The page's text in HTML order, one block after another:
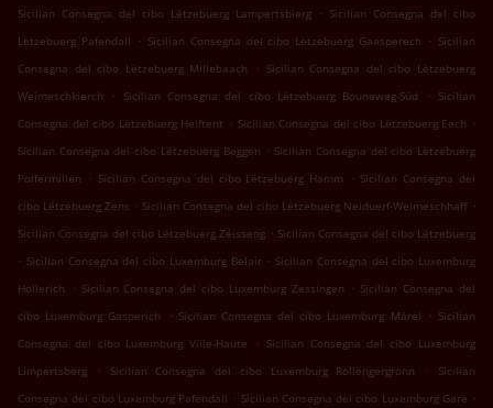
Sicilian Consegna del cibo Lëtzebuerg Lampertsbierg
. Sicilian Consegna del cibo
Lëtzebuerg Pafendall
. Sicilian Consegna del cibo Lëtzebuerg Gaasperech . Sicilian
Consegna del cibo Lëtzebuerg Millebaach
. Sicilian Consegna del cibo Lëtzebuerg
Weimeschkierch
. Sicilian Consegna del cibo Lëtzebuerg Bouneweg-Süd . Sicilian
Consegna del cibo Lëtzebuerg Helftent . Sicilian Consegna del cibo Lëtzebuerg Eech .
Sicilian Consegna del cibo Lëtzebuerg Beggen . Sicilian Consegna del cibo Lëtzebuerg
Polfermillen
. Sicilian Consegna del cibo Lëtzebuerg Hamm . Sicilian Consegna del
cibo Lëtzebuerg Zens . Sicilian Consegna del cibo Lëtzebuerg Neiduerf-Weimeschhaff .
Sicilian Consegna del cibo Lëtzebuerg Zéisseng . Sicilian Consegna del cibo Lëtzebuerg
. Sicilian Consegna del cibo Luxemburg Belair . Sicilian Consegna del cibo Luxemburg
Hollerich
. Sicilian Consegna del cibo Luxemburg Zessingen . Sicilian Consegna del
cibo Luxemburg Gasperich
. Sicilian Consegna del cibo Luxemburg Märel . Sicilian
Consegna del cibo Luxemburg Ville-Haute
. Sicilian Consegna del cibo Luxemburg
Limpertsberg
. Sicilian Consegna del cibo Luxemburg Rollengergronn .
Sicilian
Consegna del cibo Luxemburg Pafendall . Sicilian Consegna del cibo Luxemburg Gare .